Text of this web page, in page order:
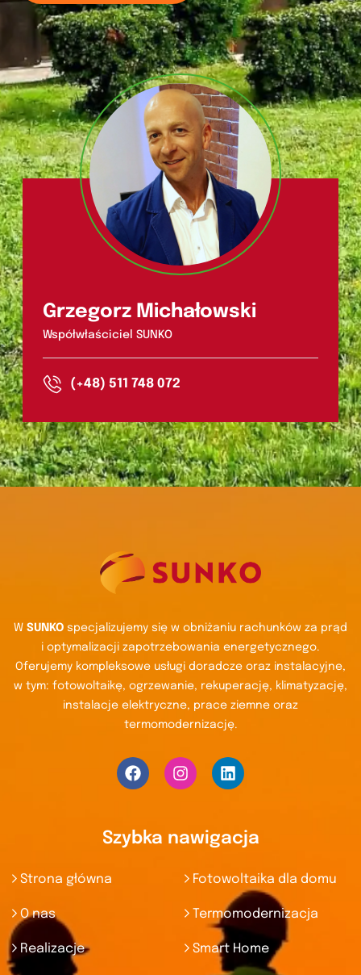
Grzegorz Michałowski
Współwłaściciel SUNKO
(+48) 511 748 072
W SUNKO specjalizujemy się w obniżaniu rachunków za prąd
i optymalizacji zapotrzebowania energetycznego.
Oferujemy kompleksowe usługi doradcze oraz instalacyjne,
w tym: fotowoltaikę, ogrzewanie, rekuperację, klimatyzację,
instalacje elektryczne, prace ziemne oraz
termomodernizację.
Szybka nawigacja
Strona główna Fotowoltaika dla domu
O nas Termomodernizacja
Realizacje Smart Home